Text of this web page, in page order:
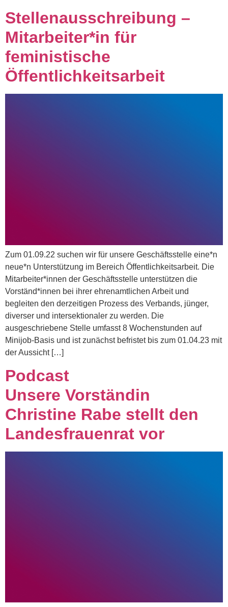
Stellenausschreibung –
Mitarbeiter*in für
feministische
Öffentlichkeitsarbeit
Zum 01.09.22 suchen wir für unsere Geschäftsstelle eine*n
neue*n Unterstützung im Bereich Öffentlichkeitsarbeit. Die
Mitarbeiter*innen der Geschäftsstelle unterstützen die
Vorständ*innen bei ihrer ehrenamtlichen Arbeit und
begleiten den derzeitigen Prozess des Verbands, jünger,
diverser und intersektionaler zu werden. Die
ausgeschriebene Stelle umfasst 8 Wochenstunden auf
Minijob-Basis und ist zunächst befristet bis zum 01.04.23 mit
der Aussicht […]
Podcast
Unsere Vorständin
Christine Rabe stellt den
Landesfrauenrat vor